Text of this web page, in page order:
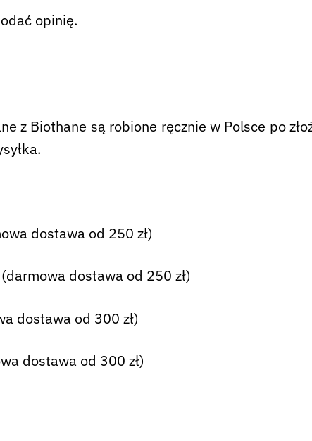
opinię.
z Biothane są robione ręcznie w Polsce po
dostawa od 250 zł)
dostawa od 250 zł)
dostawa od 300 zł)
dostawa od 300 zł)